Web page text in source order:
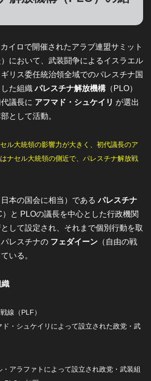
イロで開催されたアラブ連盟サミット
）において、武装闘争によるイスラエル
リス委任統治領全域でのパレスチナ国
した組織パレスチナ解放機構 （PLO）
議長に アフマド・シュケイリ が選出
として活動。
ル大統領の影響力が大きく、初代議長のア
ナセル大統領の側近で、パレスチナ解放戦
本の国会に相当）であるパレスチナ
）と PLOの議長を中心とした行政機関
して設定され、それまで個別行動を取
レスチナの フェダイーン （自由の戦
いる。
織
線（PLF）
ド・シュケイリによって設立された政党・武
アラファトによって設立され政党・武装組